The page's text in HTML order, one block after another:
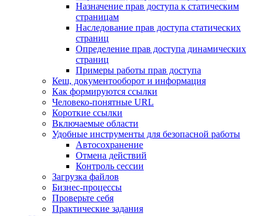
Назначение прав доступа к статическим
страницам
Наследование прав доступа статических
страниц
Определение прав доступа динамических
страниц
Примеры работы прав доступа
Кеш, документооборот и информация
Как формируются ссылки
Человеко-понятные URL
Короткие ссылки
Включаемые области
Удобные инструменты для безопасной работы
Автосохранение
Отмена действий
Контроль сессии
Загрузка файлов
Бизнес-процессы
Проверьте себя
Практические задания